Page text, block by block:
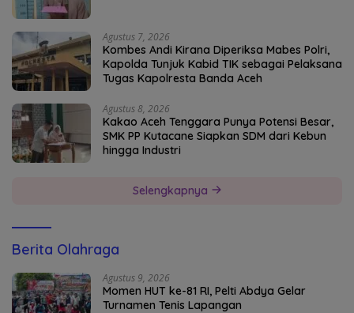
Agustus 7, 2026
Kombes Andi Kirana Diperiksa Mabes Polri,
Kapolda Tunjuk Kabid TIK sebagai Pelaksana
Tugas Kapolresta Banda Aceh
Agustus 8, 2026
Kakao Aceh Tenggara Punya Potensi Besar,
SMK PP Kutacane Siapkan SDM dari Kebun
hingga Industri
Selengkapnya
Berita Olahraga
Agustus 9, 2026
Momen HUT ke-81 RI, Pelti Abdya Gelar
Turnamen Tenis Lapangan